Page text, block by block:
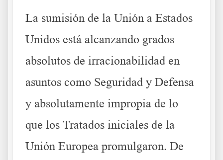
La sumisión de la Unión a Estados
Unidos está alcanzando grados
absolutos de irracionabilidad en
asuntos como Seguridad y Defensa
y absolutamente impropia de lo
que los Tratados iniciales de la
Unión Europea promulgaron. De